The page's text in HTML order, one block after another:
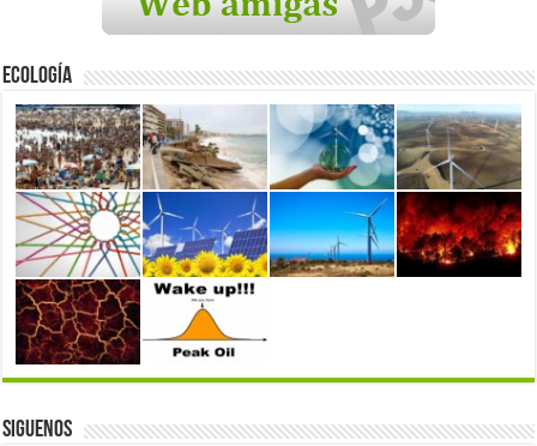
Ecología
Siguenos